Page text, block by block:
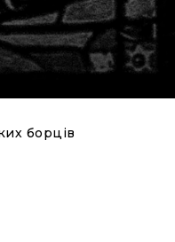
борців